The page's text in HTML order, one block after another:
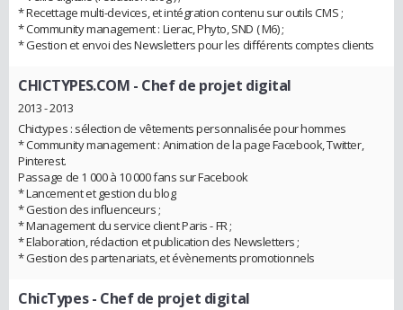
* Recettage multi-devices, et intégration contenu sur outils CMS ;
* Community management : Lierac, Phyto, SND ( M6) ;
* Gestion et envoi des Newsletters pour les diﬀérents comptes clients
CHICTYPES.COM - Chef de projet digital
2013 - 2013
Chictypes : sélection de vêtements personnalisée pour hommes
* Community management : Animation de la page Facebook, Twitter,
Pinterest.
Passage de 1 000 à 10 000 fans sur Facebook
* Lancement et gestion du blog
* Gestion des influenceurs ;
* Management du service client Paris - FR ;
* Elaboration, rédaction et publication des Newsletters ;
* Gestion des partenariats, et évènements promotionnels
ChicTypes- Chef de projet digital